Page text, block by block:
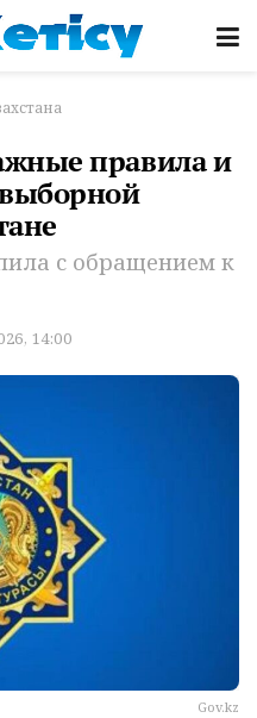
правила и
с обращением к
14:00
Gov.kz